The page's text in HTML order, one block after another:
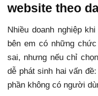
website theo
Nhiều doanh nghiệp
bên em có những
sai, nhưng nếu chỉ
dễ phát sinh hai vấn
phần không có người